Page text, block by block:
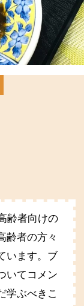
齢者向けの
齢者の方々
います。ブ
いてコメン
学ぶべきこ